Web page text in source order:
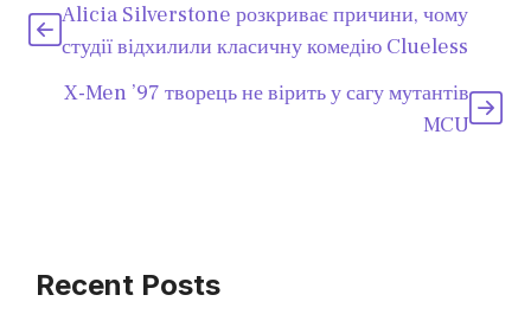
Alicia Silverstone розкриває причини, чому
студії відхилили класичну комедію Clueless
X-Men ’97 творець не вірить у сагу мутантів
MCU
Recent Posts